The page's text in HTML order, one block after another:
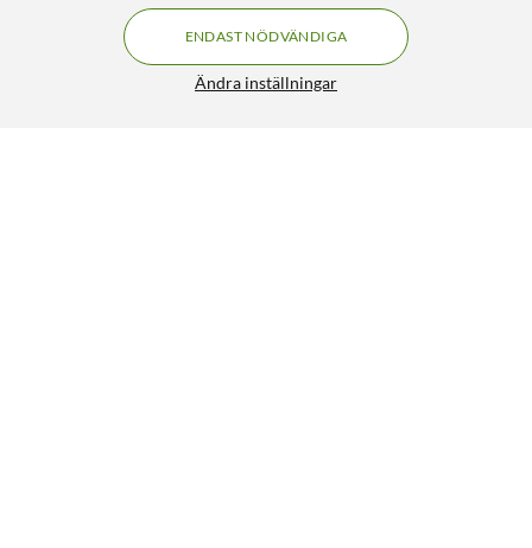
Ändra inställningar
ENDAST NÖDVÄNDIGA